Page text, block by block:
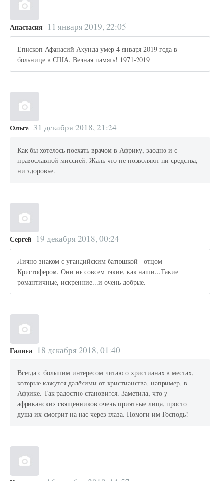
Анастасия 11 января 2019, 22:05
Епископ Афанасий Акунда умер 4 января 2019 года в
больнице в США. Вечная память! 1971-2019
Ольга 31 декабря 2018, 21:24
Как бы хотелось поехать врачом в Африку, заодно и с
православной миссией. Жаль что не позволяют ни средства,
ни здоровье.
Сергей 19 декабря 2018, 00:24
Лично знаком с угандийским батюшкой - отцом
Кристофером. Они не совсем такие, как наши...Такие
романтичные, искренние...и очень добрые.
Галина 18 декабря 2018, 01:40
Всегда с большим интересом читаю о христианах в местах,
которые кажутся далёкими от христианства, например, в
Африке. Так радостно становится. Заметила, что у
африканских священников очень приятные лица, просто
душа их смотрит на нас через глаза. Помоги им Господь!